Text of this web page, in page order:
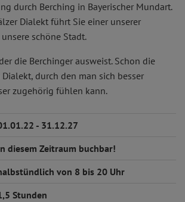
durch Berching in Bayerischer Mundart.
Dialekt führt Sie einer unserer
schöne Stadt.
die Berchinger ausweist. Schon die
durch den man sich besser
zugehörig fühlen kann.
- 31.12.27
diesem Zeitraum buchbar!
von 8 bis 20 Uhr
Stunden